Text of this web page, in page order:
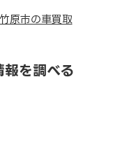
原市の車買取
報を調べる